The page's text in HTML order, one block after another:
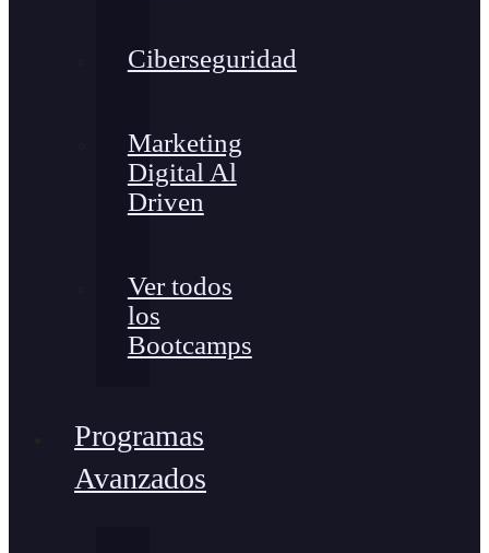
Ciberseguridad
Marketing
Digital Al
Driven
Ver todos
los
Bootcamps
Programas
Avanzados